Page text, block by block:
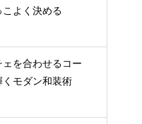
こよく決める
を合わせるコー
モダン和装術